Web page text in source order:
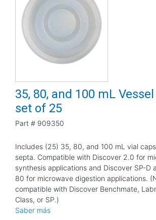
35, 80, and 100 mL
set of 25
Part # 909350
Includes (25) 35, 80, and 100 mL vial
septa. Compatible with Discover 2.0 for
synthesis applications and Discover SP-D
80 for microwave digestion applications.
compatible with Discover Benchmate,
Class, or SP.)
Saber más